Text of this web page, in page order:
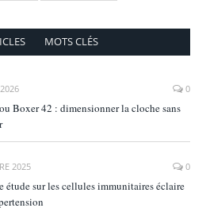
MOTS CLÉS
0
Boxer 42 : dimensionner la cloche sans
2025 0
étude sur les cellules immunitaires éclaire